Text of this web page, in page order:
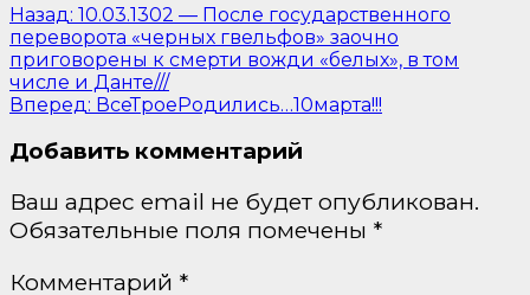
Назад: 10.03.1302 — После государственного
переворота «черных гвельфов» заочно
приговорены к смерти вожди «белых», в том
числе и Данте///
Вперед: ВсеТроеРодились…10марта!!!
Добавить комментарий
Ваш адрес email не будет опубликован.
Обязательные поля помечены *
Комментарий *